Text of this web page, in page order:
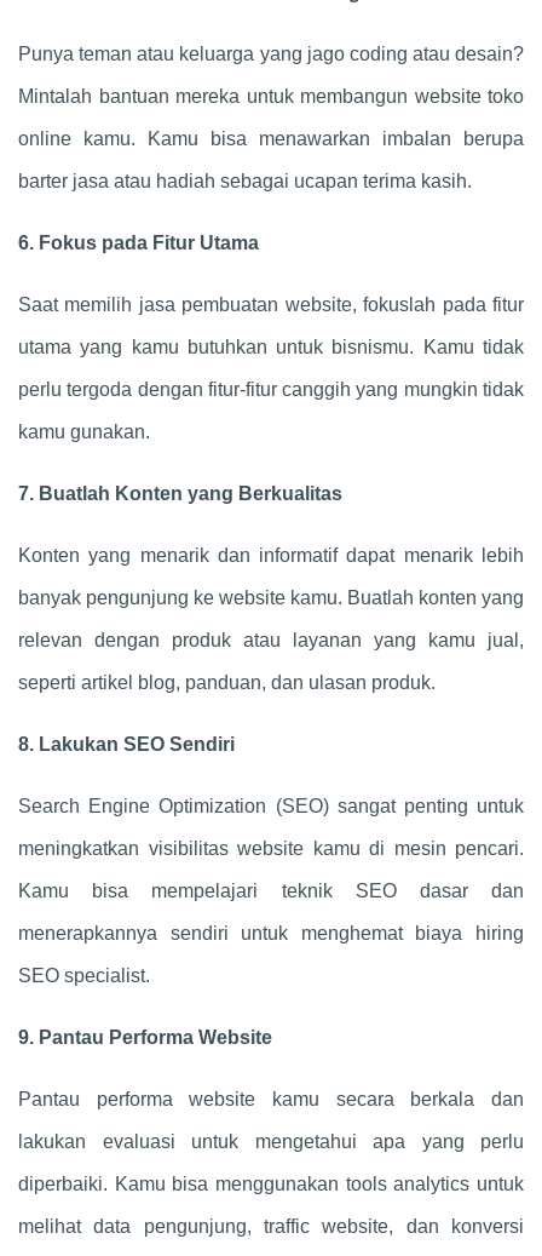
Punya teman atau keluarga yang jago coding atau desain?
Mintalah bantuan mereka untuk membangun website toko
online kamu. Kamu bisa menawarkan imbalan berupa
barter jasa atau hadiah sebagai ucapan terima kasih.
6. Fokus pada Fitur Utama
Saat memilih jasa pembuatan website, fokuslah pada fitur
utama yang kamu butuhkan untuk bisnismu. Kamu tidak
perlu tergoda dengan fitur-fitur canggih yang mungkin tidak
kamu gunakan.
7. Buatlah Konten yang Berkualitas
Konten yang menarik dan informatif dapat menarik lebih
banyak pengunjung ke website kamu. Buatlah konten yang
relevan dengan produk atau layanan yang kamu jual,
seperti artikel blog, panduan, dan ulasan produk.
8. Lakukan SEO Sendiri
Search Engine Optimization (SEO) sangat penting untuk
meningkatkan visibilitas website kamu di mesin pencari.
Kamu bisa mempelajari teknik SEO dasar dan
menerapkannya sendiri untuk menghemat biaya hiring
SEO specialist.
9. Pantau Performa Website
Pantau performa website kamu secara berkala dan
lakukan evaluasi untuk mengetahui apa yang perlu
diperbaiki. Kamu bisa menggunakan tools analytics untuk
melihat data pengunjung, traffic website, dan konversi